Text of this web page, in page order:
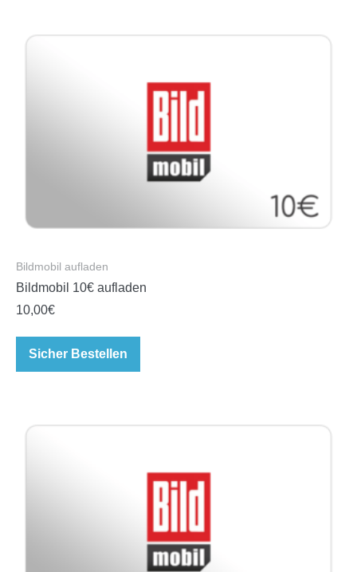
Bildmobil aufladen
Bildmobil 10€ aufladen
10,00€
Sicher Bestellen